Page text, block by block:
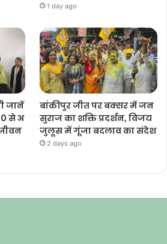
1 day ago
जानें
से अ
जीवन
बांकीपुर जीत पर बक्सर में जन
सुराज का शक्ति प्रदर्शन, विजय
जुलूस में गूंजा बदलाव का संदेश
2 days ago